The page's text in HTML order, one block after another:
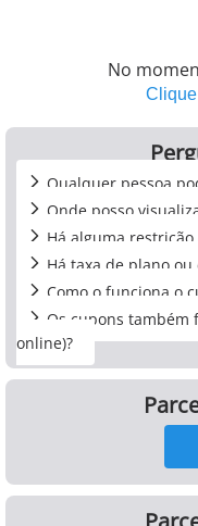
No
Qualquer pessoa
Onde posso
Há alguma restrição
Há taxa de plano ou
Como o funciona o
Os cupons também
online)?